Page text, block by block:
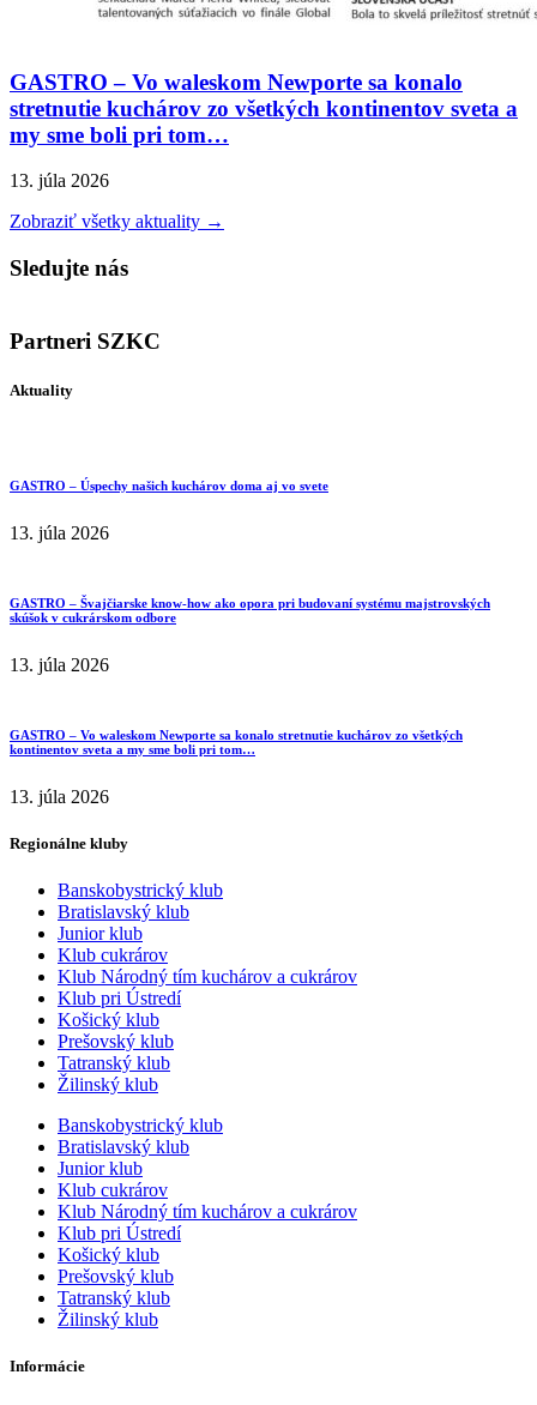
GASTRO – Vo waleskom Newporte sa konalo
stretnutie kuchárov zo všetkých kontinentov sveta a
my sme boli pri tom…
13. júla 2026
Zobraziť všetky aktuality →
Sledujte nás
Partneri SZKC
Aktuality
GASTRO – Úspechy našich kuchárov doma aj vo svete
13. júla 2026
GASTRO – Švajčiarske know-how ako opora pri budovaní systému majstrovských
skúšok v cukrárskom odbore
13. júla 2026
GASTRO – Vo waleskom Newporte sa konalo stretnutie kuchárov zo všetkých
kontinentov sveta a my sme boli pri tom…
13. júla 2026
Regionálne kluby
Banskobystrický klub
Bratislavský klub
Junior klub
Klub cukrárov
Klub Národný tím kuchárov a cukrárov
Klub pri Ústredí
Košický klub
Prešovský klub
Tatranský klub
Žilinský klub
Banskobystrický klub
Bratislavský klub
Junior klub
Klub cukrárov
Klub Národný tím kuchárov a cukrárov
Klub pri Ústredí
Košický klub
Prešovský klub
Tatranský klub
Žilinský klub
Informácie